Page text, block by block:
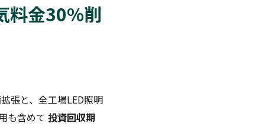
料金30%削
張と、全工場LED照明
も含めて 投資回収期